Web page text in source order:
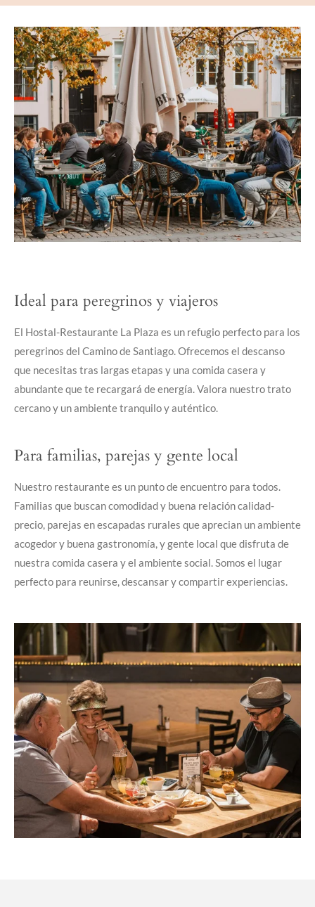
Ideal para peregrinos y viajeros
El Hostal-Restaurante La Plaza es un refugio perfecto para los
peregrinos del Camino de Santiago. Ofrecemos el descanso
que necesitas tras largas etapas y una comida casera y
abundante que te recargará de energía. Valora nuestro trato
cercano y un ambiente tranquilo y auténtico.
Para familias, parejas y gente local
Nuestro restaurante es un punto de encuentro para todos.
Familias que buscan comodidad y buena relación calidad-
precio, parejas en escapadas rurales que aprecian un ambiente
acogedor y buena gastronomía, y gente local que disfruta de
nuestra comida casera y el ambiente social. Somos el lugar
perfecto para reunirse, descansar y compartir experiencias.